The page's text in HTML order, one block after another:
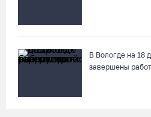
В Вологде на 18
завершены